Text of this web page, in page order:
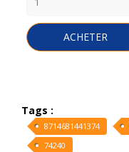
ACHETER
Tags :
8714681441374
74240